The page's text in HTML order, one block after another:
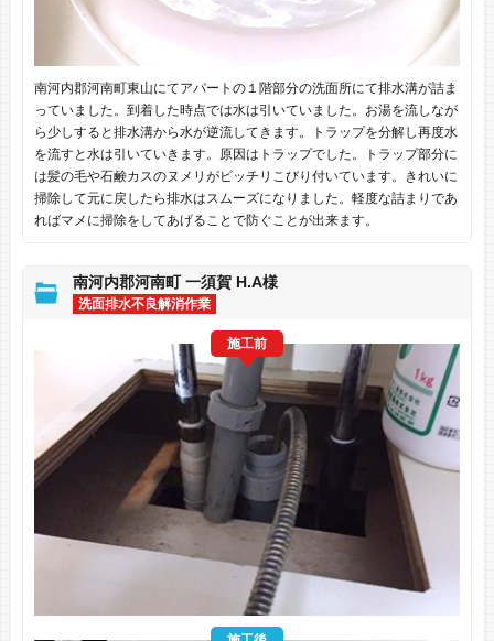
南河内郡河南町東山にてアパートの１階部分の洗面所にて排水溝が詰ま
っていました。到着した時点では水は引いていました。お湯を流しなが
ら少しすると排水溝から水が逆流してきます。トラップを分解し再度水
を流すと水は引いていきます。原因はトラップでした。トラップ部分に
は髪の毛や石鹸カスのヌメリがビッチリこびり付いています。きれいに
掃除して元に戻したら排水はスムーズになりました。軽度な詰まりであ
ればマメに掃除をしてあげることで防ぐことが出来ます。
南河内郡河南町 一須賀 H.A様
洗面排水不良解消作業
施工前